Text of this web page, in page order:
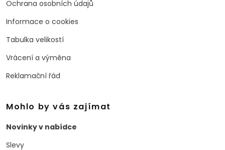
Ochrana osobních údajů
Informace o cookies
Tabulka velikostí
Vrácení a výměna
Reklamační řád
Mohlo by vás zajímat
Novinky v nabídce
Slevy